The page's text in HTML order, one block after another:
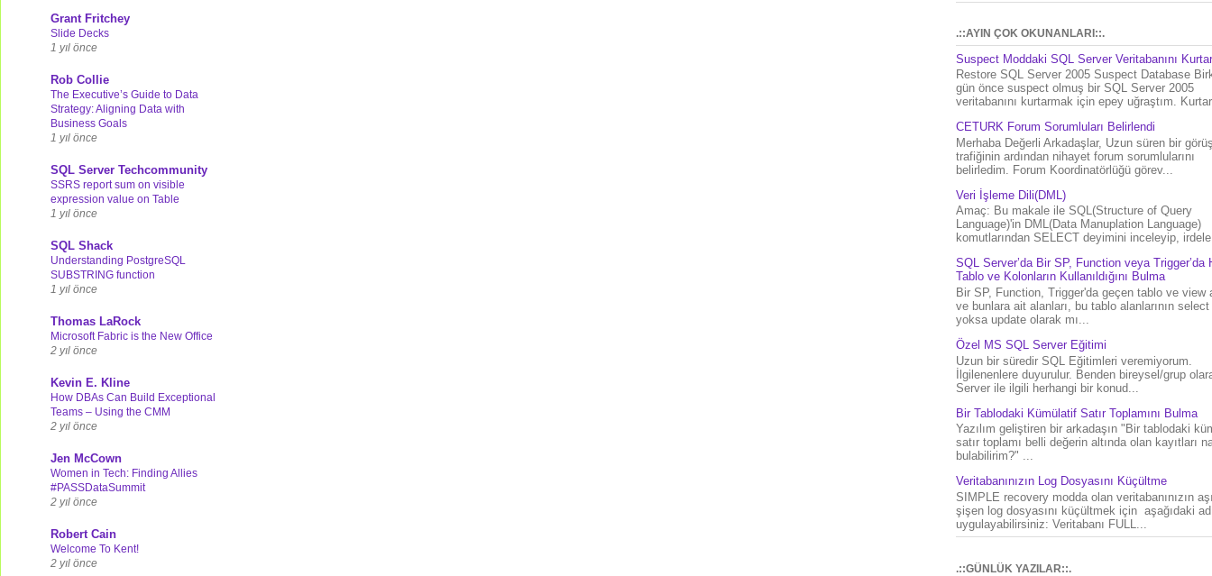
Grant Fritchey
Slide Decks
1 yıl önce
Rob Collie
The Executive’s Guide to Data
Strategy: Aligning Data with
Business Goals
1 yıl önce
SQL Server Techcommunity
SSRS report sum on visible
expression value on Table
1 yıl önce
SQL Shack
Understanding PostgreSQL
SUBSTRING function
1 yıl önce
Thomas LaRock
Microsoft Fabric is the New Office
2 yıl önce
Kevin E. Kline
How DBAs Can Build Exceptional
Teams – Using the CMM
2 yıl önce
Jen McCown
Women in Tech: Finding Allies
#PASSDataSummit
2 yıl önce
Robert Cain
Welcome To Kent!
2 yıl önce
.::AYIN ÇOK OKUNANLARI::.
Suspect Moddaki SQL Server Veritabanını
Restore SQL Server 2005 Suspect Database
gün önce suspect olmuş bir SQL Server 2005
veritabanını kurtarmak için epey uğraştım.
CETURK Forum Sorumluları Belirlendi
Merhaba Değerli Arkadaşlar, Uzun süren bir
trafiğinin ardından nihayet forum sorumlularını
belirledim. Forum Koordinatörlüğü görev...
Veri İşleme Dili(DML)
Amaç: Bu makale ile SQL(Structure of Query
Language)'in DML(Data Manuplation Language)
komutlarından SELECT deyimini inceleyip,
SQL Server’da Bir SP, Function veya Trigger’da
Tablo ve Kolonların Kullanıldığını Bulma
Bir SP, Function, Trigger'da geçen tablo ve view
ve bunlara ait alanları, bu tablo alanlarının
yoksa update olarak mı...
Özel MS SQL Server Eğitimi
Uzun bir süredir SQL Eğitimleri veremiyorum.
İlgilenenlere duyurulur. Benden bireysel/grup
Server ile ilgili herhangi bir konud...
Bir Tablodaki Kümülatif Satır Toplamını Bulma
Yazılım geliştiren bir arkadaşın "Bir tablodaki
satır toplamı belli değerin altında olan kayıtları
bulabilirim?" ...
Veritabanınızın Log Dosyasını Küçültme
SIMPLE recovery modda olan veritabanınızın
şişen log dosyasını küçültmek için aşağıdaki
uygulayabilirsiniz: Veritabanı FULL...
.::GÜNLÜK YAZILAR::.